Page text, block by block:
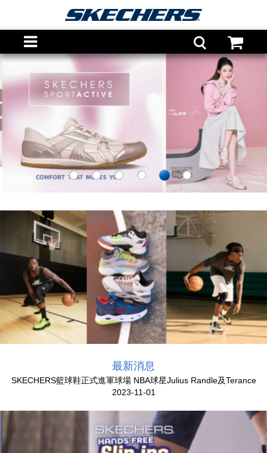
最新消息
SKECHERS籃球鞋正式進軍球場 NBA球星Julius Randle及Terance
Mann領銜登場
2023-11-01